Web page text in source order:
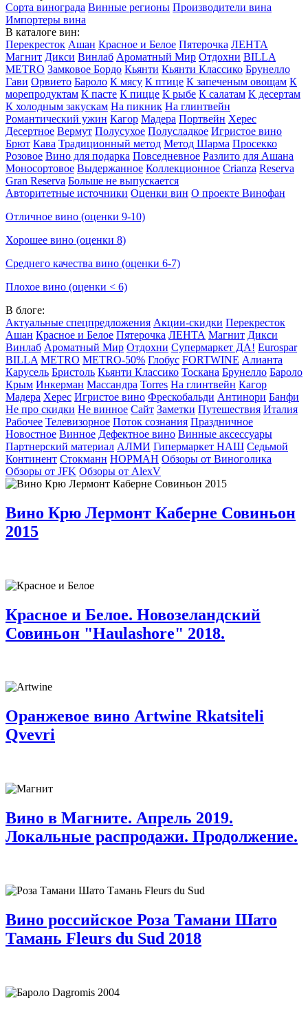
Сорта винограда Винные регионы Производители вина
Импортеры вина
В каталоге вин:
Перекресток Ашан Красное и Белое Пятерочка ЛЕНТА
Магнит Дикси Винлаб Ароматный Мир Отдохни BILLA
METRO Замковое Бордо Кьянти Кьянти Классико Брунелло
Гави Орвието Бароло К мясу К птице К запеченым овощам К
морепродуктам К пасте К пицце К рыбе К салатам К десертам
К холодным закускам На пикник На глинтвейн
Романтический ужин Кагор Мадера Портвейн Херес
Десертное Вермут Полусухое Полусладкое Игристое вино
Брют Кава Традиционный метод Метод Шарма Просекко
Розовое Вино для подарка Повседневное Разлито для Ашана
Моносортовое Выдержанное Коллекционное Crianza Reserva
Gran Reserva Больше не выпускается
Авторитетные источники Оценки вин О проекте Винофан
Отличное вино (оценки 9-10)
Хорошее вино (оценки 8)
Среднего качества вино (оценки 6-7)
Плохое вино (оценки < 6)
В блоге:
Актуальные спецпредложения Акции-скидки Перекресток
Ашан Красное и Белое Пятерочка ЛЕНТА Магнит Дикси
Винлаб Ароматный Мир Отдохни Супермаркет ДА! Eurospar
BILLA METRO METRO-50% Глобус FORTWINE Алианта
Карусель Бристоль Кьянти Классико Тоскана Брунелло Бароло
Крым Инкерман Массандра Torres На глинтвейн Кагор
Мадера Херес Игристое вино Фрескобальди Антинори Банфи
Не про скидки Не винное Сайт Заметки Путешествия Италия
Рабочее Телевизорное Поток сознания Праздничное
Новостное Винное Дефектное вино Винные аксессуары
Партнерский материал АЛМИ Гипермаркет НАШ Седьмой
Континент Стокманн НОРМАН Обзоры от Виноголика
Обзоры от JFK Обзоры от AlexV
Вино Крю Лермонт Каберне Совиньон
2015
Красное и Белое. Новозеландский
Совиньон "Haulashore" 2018.
Оранжевое вино Artwine Rkatsiteli
Qvevri
Вино в Магните. Апрель 2019.
Локальные распродажи. Продолжение.
Вино российское Роза Тамани Шато
Тамань Fleurs du Sud 2018